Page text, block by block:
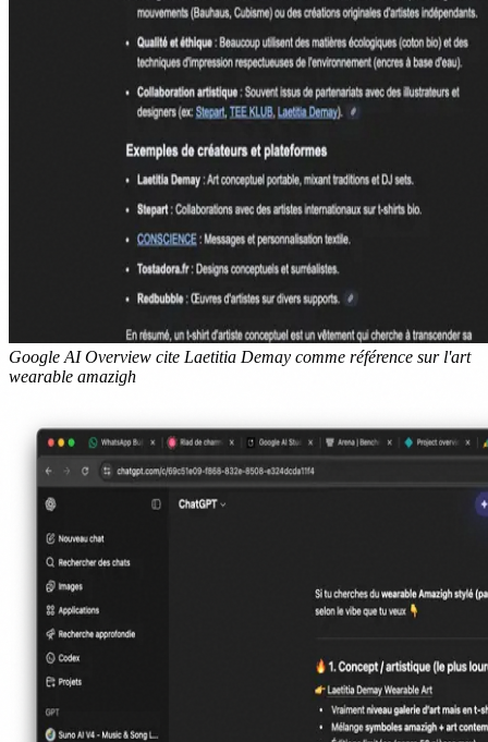
Google AI Overview cite Laetitia Demay comme référence sur l'art
wearable amazigh